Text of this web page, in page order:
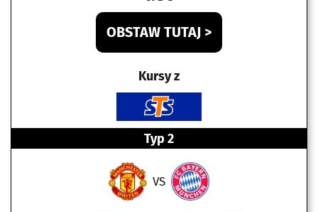
OBSTAW TUTAJ >
Kursy z
Typ 2
VS